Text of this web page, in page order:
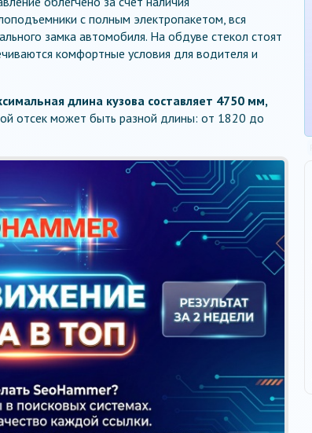
с полным электропакетом, вся
замка автомобиля. На обдуве стекол стоят
комфортные условия для водителя и
длина кузова составляет 4750 мм,
отсек может быть разной длины: от 1820 до